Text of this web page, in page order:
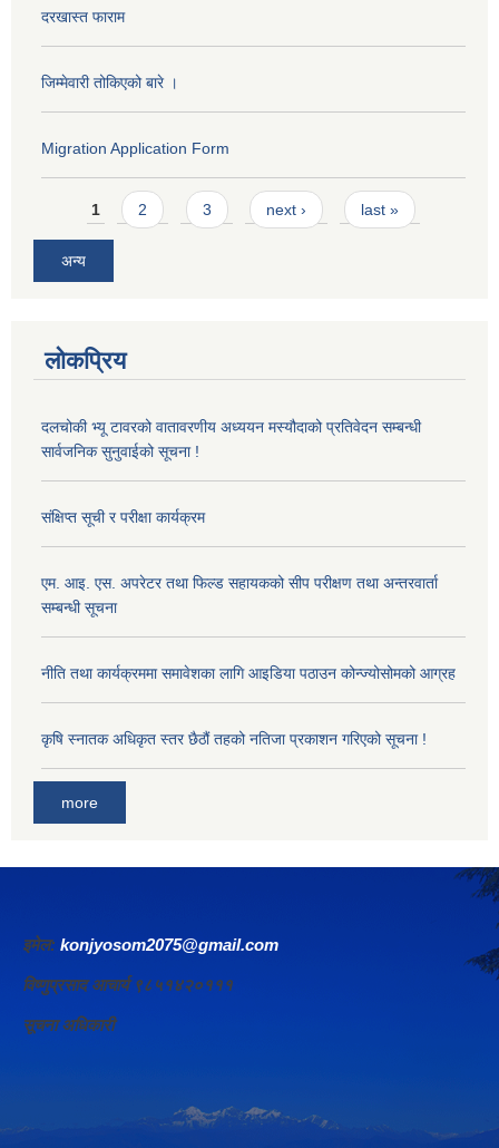
दरखास्त फाराम
जिम्मेवारी तोकिएको बारे ।
Migration Application Form
Pages
1 2 3 next › last »
अन्य
लोकप्रिय
दलचोकी भ्यू टावरको वातावरणीय अध्ययन मस्यौदाको प्रतिवेदन सम्बन्धी
सार्वजनिक सुनुवाईको सूचना !
संक्षिप्त सूची र परीक्षा कार्यक्रम
एम. आइ. एस. अपरेटर तथा फिल्ड सहायकको सीप परीक्षण तथा अन्तरवार्ता
सम्बन्धी सूचना
नीति तथा कार्यक्रममा समावेशका लागि आइडिया पठाउन कोन्ज्योसोमको आग्रह
कृषि स्नातक अधिकृत स्तर छैठौं तहको नतिजा प्रकाशन गरिएको सूचना !
more
इमेल: konjyosom2075@gmail.com
विष्णुप्रसाद आचार्य ९८५१४२०१११
सूचना अधिकारी